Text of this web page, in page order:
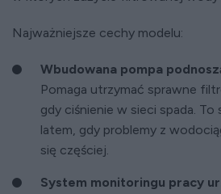
Najważniejsze cechy modelu:
Wbudowana pompa
Pomaga utrzymać sprawne
gdy ciśnienie w sieci spada.
latem, gdy problemy z
się częściej.
System monitoringu pracy